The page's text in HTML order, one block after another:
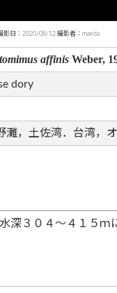
影日：2020/08/12 撮影者：maeda
affinis Weber,
dory
灘，土佐湾．台湾，
深３０４～４１５ｍ